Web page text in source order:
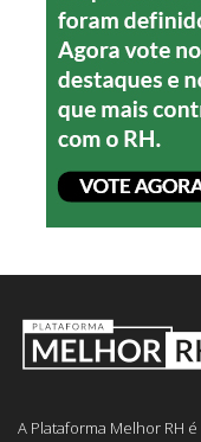
A Plataforma Melhor RH